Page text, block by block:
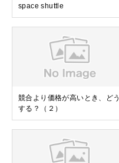
space shuttle
競合より価格が高いとき、どう
する？（２）